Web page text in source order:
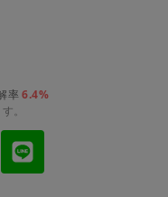
率6.4%
。